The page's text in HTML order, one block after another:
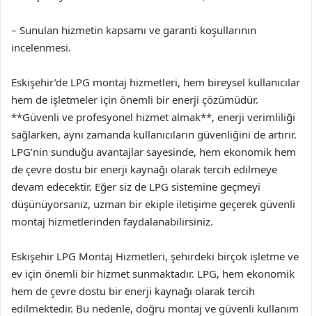
– Sunulan hizmetin kapsamı ve garanti koşullarının
incelenmesi.
Eskişehir’de LPG montaj hizmetleri, hem bireysel kullanıcılar
hem de işletmeler için önemli bir enerji çözümüdür.
**Güvenli ve profesyonel hizmet almak**, enerji verimliliği
sağlarken, aynı zamanda kullanıcıların güvenliğini de artırır.
LPG’nin sunduğu avantajlar sayesinde, hem ekonomik hem
de çevre dostu bir enerji kaynağı olarak tercih edilmeye
devam edecektir. Eğer siz de LPG sistemine geçmeyi
düşünüyorsanız, uzman bir ekiple iletişime geçerek güvenli
montaj hizmetlerinden faydalanabilirsiniz.
Eskişehir LPG Montaj Hizmetleri, şehirdeki birçok işletme ve
ev için önemli bir hizmet sunmaktadır. LPG, hem ekonomik
hem de çevre dostu bir enerji kaynağı olarak tercih
edilmektedir. Bu nedenle, doğru montaj ve güvenli kullanım